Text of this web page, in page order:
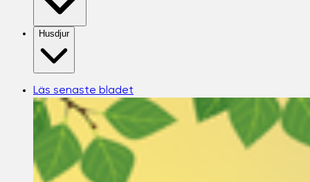
Husdjur
Läs senaste bladet